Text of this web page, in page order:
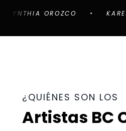
OROZCO KAREM
¿QUIÉNES SON LOS
Artistas BC